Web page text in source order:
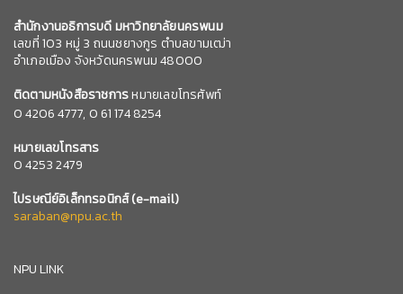
สำนักงานอธิการบดี มหาวิทยาลัยนครพนม
เลขที่ 103 หมู่ 3 ถนนชยางกูร ตำบลขามเฒ่า
อำเภอเมือง จังหวัดนครพนม 48000
ติดตามหนังสือราชการหมายเลขโทรศัพท์
04206 4777, 0 61 174 8254
หมายเลขโทรสาร
0 4253 2479
ไปรษณีย์อิเล็กทรอนิกส์(e-mail)
saraban@npu.ac.th
NPU LINK